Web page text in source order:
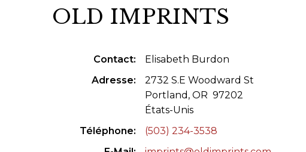
TROUVER UNE LIBRAIRIE
SALONS INTERNATIONAUX DE LA LILA
CODE ES US ET COUTUMES DE LA LILA
L'HISTOIRE DE LA LILA
CATALOGUES
RÉPERTOIRE DES LIBRAIRIES
OLD IMPRINTS
Contact
Elisabeth Burdon
Adresse
2732 S.E Woodward St
Portland, OR 97202
États-Unis
Téléphone
(503) 234-3538